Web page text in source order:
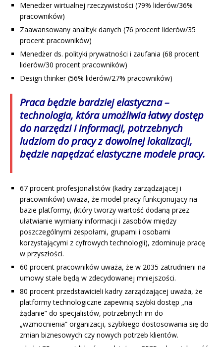
Menedżer wirtualnej rzeczywistości (79% liderów/36%
pracowników)
Zaawansowany analityk danych (76 procent liderów/35
procent pracowników)
Menedżer ds. polityki prywatności i zaufania (68 procent
liderów/30 procent pracowników)
Design thinker (56% liderów/27% pracowników)
Praca będzie bardziej elastyczna–
technologia, która umożliwia łatwy dostęp
do narzędzi i informacji, potrzebnych
ludziom do pracy z dowolnej lokalizacji,
będzie napędzać elastyczne modele pracy.
67 procent profesjonalistów (kadry zarządzającej i
pracowników) uważa, że model pracy funkcjonujący na
bazie platformy, (który tworzy wartość dodaną przez
ułatwianie wymiany informacji i zasobów między
poszczególnymi zespołami, grupami i osobami
korzystającymi z cyfrowych technologii), zdominuje pracę
w przyszłości.
60 procent pracowników uważa, że w 2035 zatrudnieni na
umowy stałe będą w zdecydowanej mniejszości.
80 procent przedstawicieli kadry zarządzającej uważa, że
platformy technologiczne zapewnią szybki dostęp „na
żądanie” do specjalistów, potrzebnych im do
„wzmocnienia” organizacji, szybkiego dostosowania się do
zmian biznesowych czy nowych potrzeb klientów.